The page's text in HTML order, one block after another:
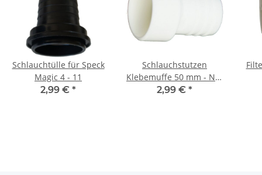
Schlauchtülle für Speck
Magic 4 - 11
2,99 € *
Schlauchstutzen
Klebemuffe 50 mm - NW
38 mm Schlauch
2,99 € *